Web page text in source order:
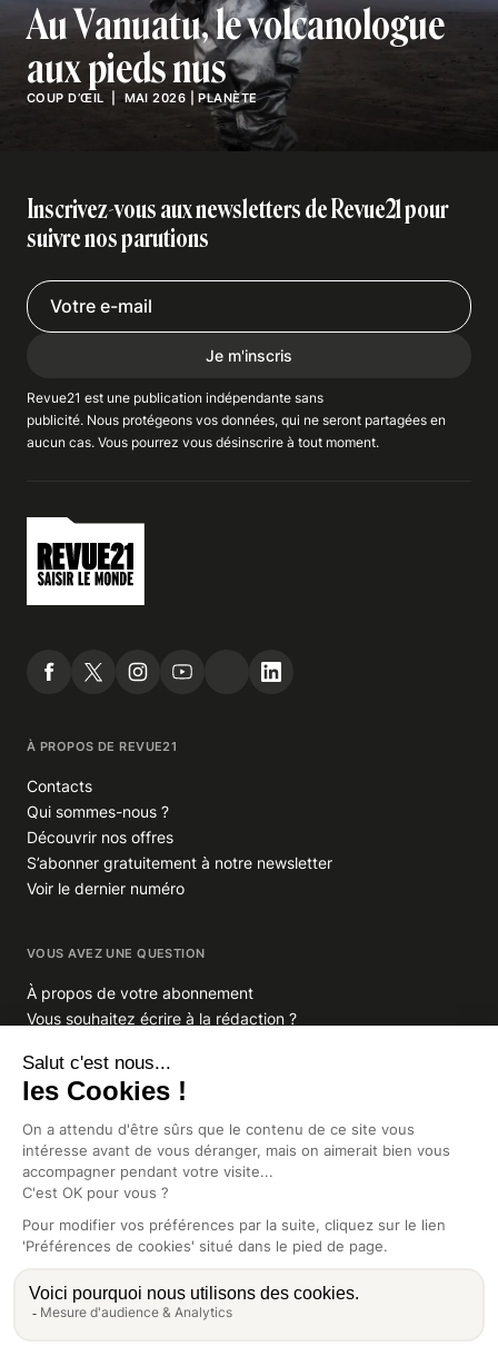
COUP D’ŒIL | MAI 2026 |PLANÈTE
Au Vanuatu, le volcanologue
aux pieds nus
Inscrivez-vous aux newsletters de Revue21 pour
suivre nos parutions
Je m'inscris
Revue21 est une publication indépendante sans
publicité. Nous protégeons vos données, qui ne seront partagées en
aucun cas. Vous pourrez vous désinscrire à tout moment.
À PROPOS DE REVUE21
Contacts
Qui sommes-nous ?
Découvrir nos offres
S’abonner gratuitement à notre newsletter
Voir le dernier numéro
VOUS AVEZ UNE QUESTION
À propos de votre abonnement
Vous souhaitez écrire à la rédaction ?
GROUPE INDIGO PUBLICATIONS
En savoir plus sur Indigo Publications
La Lettre
Glitz.paris
Africa Intelligence
Intelligence Online